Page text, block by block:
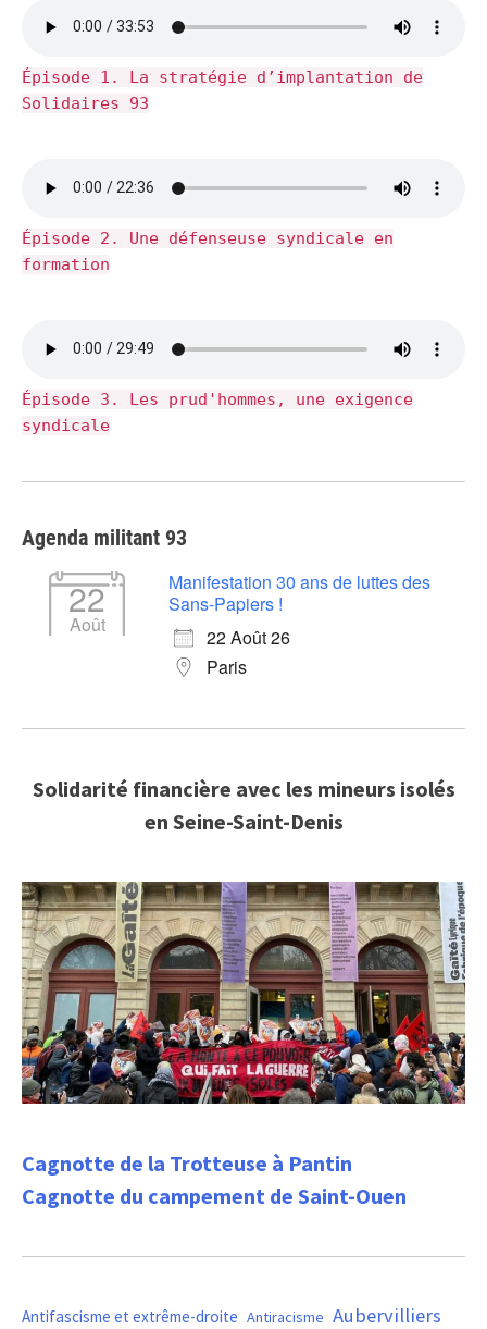
Épisode 1. La stratégie d’implantation de
Solidaires 93
Épisode 2. Une défenseuse syndicale en
formation
Épisode 3. Les prud'hommes, une exigence
syndicale
Agenda militant 93
22
Août
Manifestation 30 ans de luttes des
Sans-Papiers !
22 Août 26
Paris
Solidarité financière avec les mineurs isolés
en Seine-Saint-Denis
Cagnotte de la Trotteuse à Pantin
Cagnotte du campement de Saint-Ouen
Antifascisme et extrême-droite Antiracisme Aubervilliers